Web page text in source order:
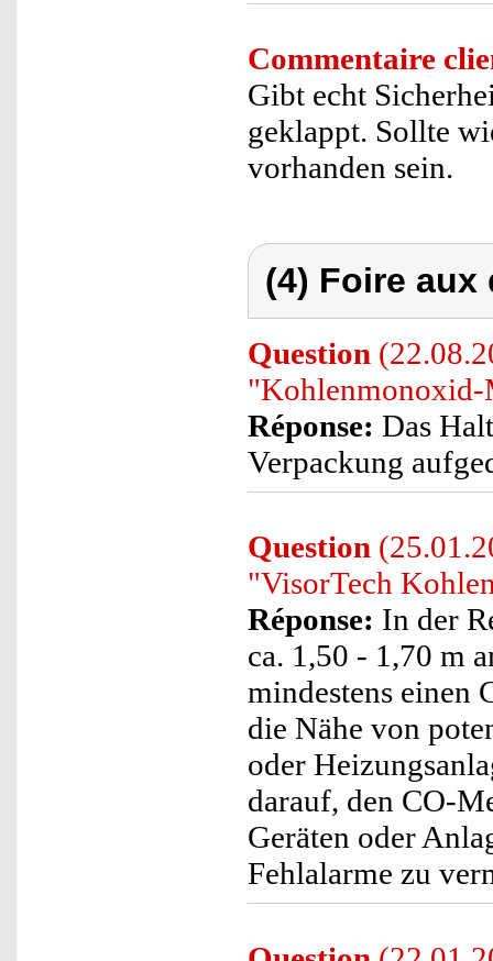
Commentaire
Gibt echt
geklappt. Sollte
vorhanden sein.
(4) Foire
Question
"Kohlenmonoxid-
Réponse: Das
Verpackung
Question
"VisorTech
Réponse: In der
ca. 1,50 - 1,70 m
mindestens einen
die Nähe von
oder
darauf, den CO-
Geräten oder
Fehlalarme zu